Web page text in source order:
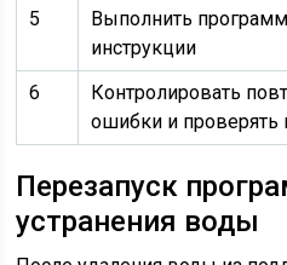
5
Выполнить
инструкции
6
Контролировать
ошибки и проверять
Перезапуск
устранения воды